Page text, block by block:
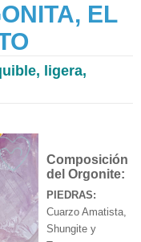
EL
ligera,
Composición
del Orgonite:
PIEDRAS:
Cuarzo Amatista,
Shungite y